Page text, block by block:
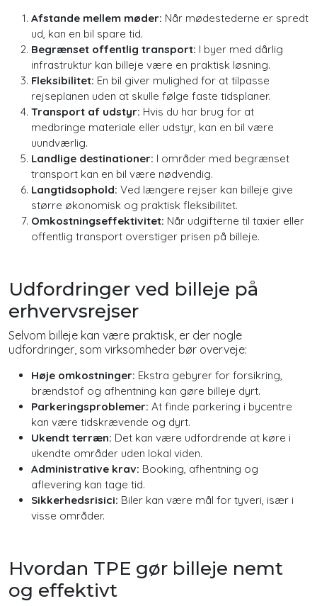
Afstande mellem møder: Når mødestederne er spredt
ud, kan en bil spare tid.
Begrænset offentlig transport: I byer med dårlig
infrastruktur kan billeje være en praktisk løsning.
Fleksibilitet: En bil giver mulighed for at tilpasse
rejseplanen uden at skulle følge faste tidsplaner.
Transport af udstyr: Hvis du har brug for at
medbringe materiale eller udstyr, kan en bil være
uundværlig.
Landlige destinationer: I områder med begrænset
transport kan en bil være nødvendig.
Langtidsophold: Ved længere rejser kan billeje give
større økonomisk og praktisk fleksibilitet.
Omkostningseffektivitet: Når udgifterne til taxier eller
offentlig transport overstiger prisen på billeje.
Udfordringer ved billeje på
erhvervsrejser
Selvom billeje kan være praktisk, er der nogle
udfordringer, som virksomheder bør overveje:
Høje omkostninger: Ekstra gebyrer for forsikring,
brændstof og afhentning kan gøre billeje dyrt.
Parkeringsproblemer: At finde parkering i bycentre
kan være tidskrævende og dyrt.
Ukendt terræn: Det kan være udfordrende at køre i
ukendte områder uden lokal viden.
Administrative krav: Booking, afhentning og
aflevering kan tage tid.
Sikkerhedsrisici: Biler kan være mål for tyveri, især i
visse områder.
Hvordan TPE gør billeje nemt
og effektivt